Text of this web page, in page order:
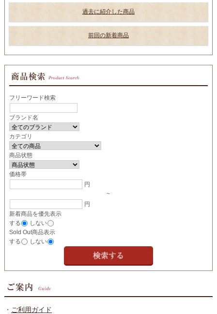
過去に紹介した商品
前回の新着商品
フリーワード検索
ブランド名
カテゴリ
商品状態
価格帯
円
~
円
新着商品を優先表示
する
しない
Sold Out商品表示
する
しない
・ ご利用ガイド